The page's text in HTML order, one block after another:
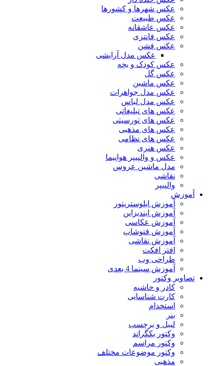
عکس شهرها و کشورها
عکس طبیعت
عکس عاشقانه
عکس فانتزی
عکس فشن
عکس مدل آرایشی
عکس کودک و بچه
عکس گل
عکس ماشین
عکس مدل جواهرات
عکس مدل لباس
عکس های تبلیغاتی
عکس های تورسیتی
عکس های مذهبی
عکس های نظامی
عکس هنری
عکس و والپیپر هواپیما
مدل ماشین عروس
نقاشی
والپیپر
آموزش
آموزش ایلوستریتور
آموزش ایندیزاین
آموزش عکاسی
آموزش فتوشاپ
آموزش نقاشی
افتر افکت
طراحی وب
آموزش سینما 4 بعدی
تصاویر وکتور
کادر و حاشیه
کارت شناسایی
استخدام
بنر
لیبل و برچسب
وکتور بکگراند
وکتور مراسم
وکتور موضوعات مختلف
مذهبی